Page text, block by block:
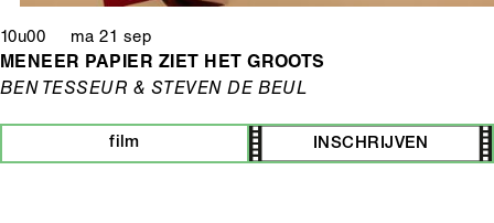
10u00 ma 21 sep
MENEER PAPIER ZIET HET GROOTS
BEN TESSEUR & STEVEN DE BEUL
film INSCHRIJVEN